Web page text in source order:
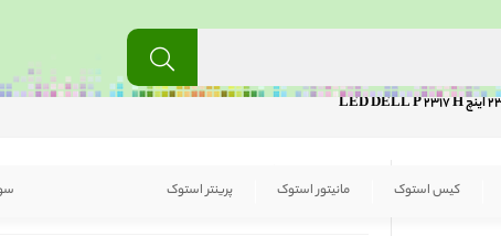
کیس استوک مانیتور استوک پرینتر استوک